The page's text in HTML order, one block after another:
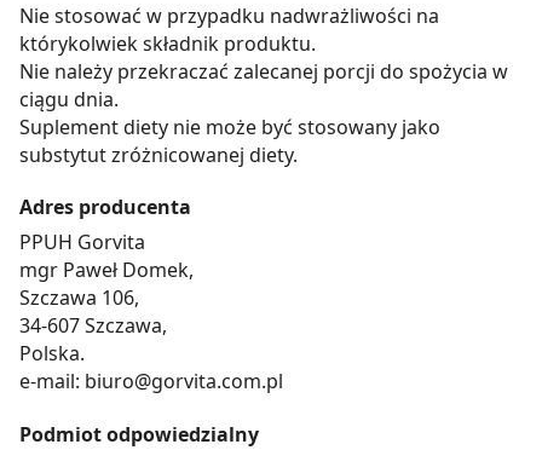
Nie stosować w przypadku nadwrażliwości na
którykolwiek składnik produktu.
Nie należy przekraczać zalecanej porcji do spożycia w
ciągu dnia.
Suplement diety nie może być stosowany jako
substytut zróżnicowanej diety.
Adres producenta
PPUH Gorvita
mgr Paweł Domek,
Szczawa 106,
34-607 Szczawa,
Polska.
e-mail: biuro@gorvita.com.pl
Podmiot odpowiedzialny